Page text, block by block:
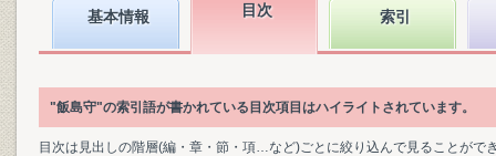
基本情報 目次 索引
"飯島守"の索引語が書かれている目次項目はハイライトされています。
目次は見出しの階層(編・章・節・項…など)ごとに絞り込んで見ることがで